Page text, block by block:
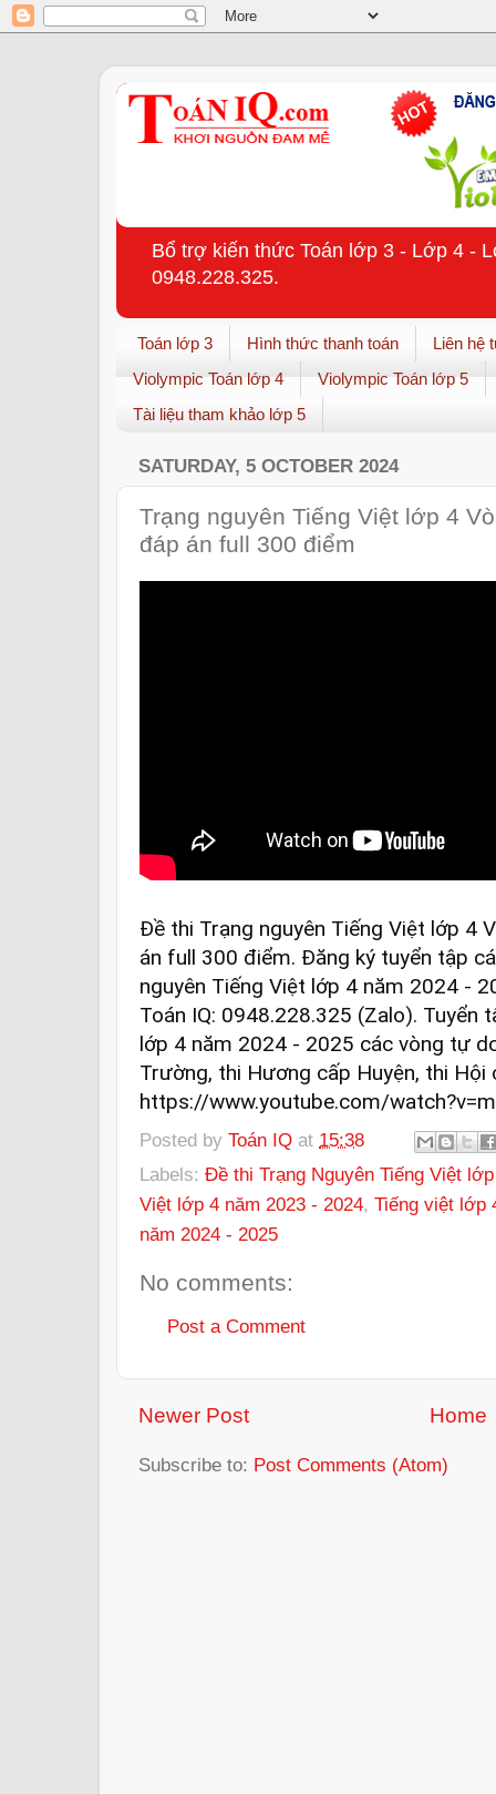
Bổ trợ kiến thức Toán lớp 3 - Lớp 4 -
0948.228.325.
Toán lớp 3 Hình thức thanh toán
Liên hệ
Violympic Toán lớp 4
Violympic Toán lớp 5
Tài liệu tham khảo lớp 5
SATURDAY, 5 OCTOBER 2024
Trạng nguyên Tiếng Việt lớp 4
đáp án full 300 điểm
Đề thi Trạng nguyên Tiếng Việt lớp 4
án full 300 điểm. Đăng ký tuyển tập
nguyên Tiếng Việt lớp 4 năm 2024 -
Toán IQ: 0948.228.325 (Zalo). Tuyển
lớp 4 năm 2024 - 2025 các vòng tự
Trường, thi Hương cấp Huyện, thi Hội
https://www.youtube.com/
Posted by Toán IQ at 15:38
Labels: Đề thi Trạng Nguyên Tiếng Việt
Việt lớp 4 năm 2023 - 2024, Tiếng việt lớp
năm 2024 - 2025
No comments:
Post a Comment
Newer Post Home
Subscribe to: Post Comments (Atom)